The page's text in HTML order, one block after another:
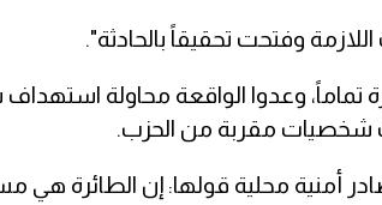
اللازمة وفتحت تحقيقاً بالحادثة".
تماماً، وعدوا الواقعة محاولة
شخصيات مقربة من الحزب.
وموقع "إرم نيوز"، عن مصادر أمنية محلية قولها: إن الطائرة